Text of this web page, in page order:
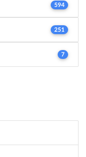
594
251
7